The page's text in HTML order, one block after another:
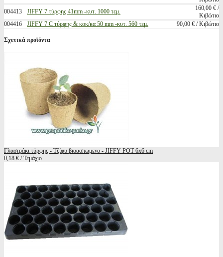
004413
JIFFY 7 τύρφης 41mm -κυτ. 1000 τεμ.
160,00 € /
Κιβώτιο
004416
JIFFY 7 C τύρφης & κοκ/κα 50 mm -κυτ. 560 τεμ. 90,00 € / Κιβώτιο
Σχετικά προϊόντα
Γλαστράκι τύρφης - Τζίφυ βιοασπωμενο - JIFFY POT 6x6 cm
0,18 € / Τεμάχιο